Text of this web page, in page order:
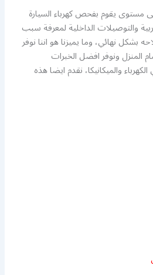
مستوى يقوم بفحص كهرباء السيارة
والتوصيلات الداخلية لمعرفة سبب
بشكل نهائي، وما يميزنا هو اننا نوفر
المنزل ونوفر افضل الخبرات
والميكانيكا، نقدم ايضا هذه